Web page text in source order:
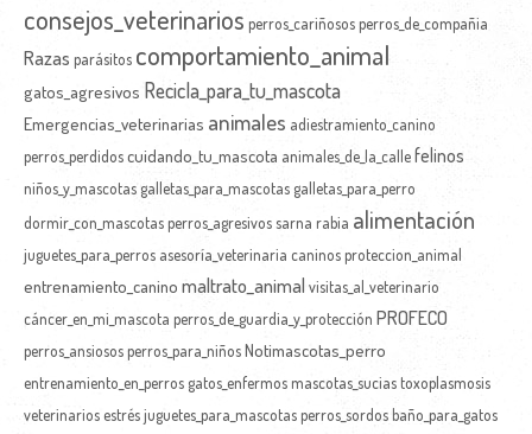
consejos_veterinarios perros_cariñososperros_de_compañia
Razas parásitos comportamiento_animal
gatos_agresivos Recicla_para_tu_mascota
Emergencias_veterinarias animales adiestramiento_canino
perros_perdidoscuidando_tu_mascota animales_de_la_callefelinos
niños_y_mascotas galletas_para_mascotas galletas_para_perro
dormir_con_mascotasperros_agresivossarna rabia alimentación
juguetes_para_perros asesoría_veterinaria caninos proteccion_animal
entrenamiento_canino maltrato_animal visitas_al_veterinario
cáncer_en_mi_mascota perros_de_guardia_y_protección PROFECO
perros_ansiososperros_para_niñosNotimascotas_perro
entrenamiento_en_perros gatos_enfermos mascotas_suciastoxoplasmosis
veterinarios estrésjuguetes_para_mascotas perros_sordos baño_para_gatos